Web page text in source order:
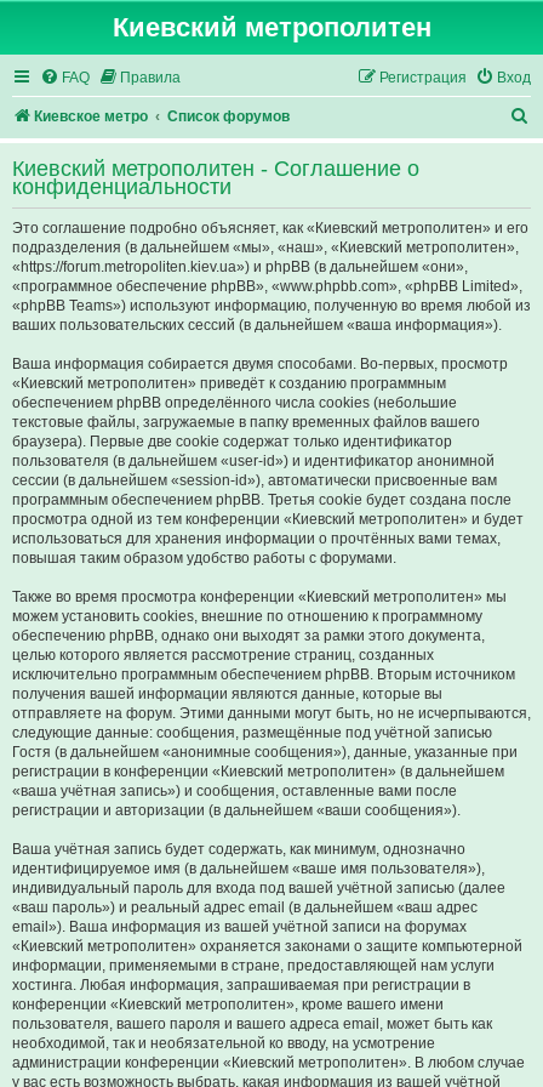
Киевский метрополитен
FAQ Правила Вход
Регистрация
Киевское метро Список форумов
о
с
Киевский метрополитен - Соглашение о
конфиденциальности
Это соглашение подробно объясняет, как «Киевский метрополитен» и его
подразделения (в дальнейшем «мы», «наш», «Киевский метрополитен»,
«https://forum.metropoliten.kiev.ua») и phpBB (в дальнейшем «они»,
«программное обеспечение phpBB», «www.phpbb.com», «phpBB Limited»,
«phpBB Teams») используют информацию, полученную во время любой из
ваших пользовательских сессий (в дальнейшем «ваша информация»).
Ваша информация собирается двумя способами. Во-первых, просмотр
«Киевский метрополитен» приведёт к созданию программным
обеспечением phpBB определённого числа cookies (небольшие
текстовые файлы, загружаемые в папку временных файлов вашего
браузера). Первые две cookie содержат только идентификатор
пользователя (в дальнейшем «user-id») и идентификатор анонимной
сессии (в дальнейшем «session-id»), автоматически присвоенные вам
программным обеспечением phpBB. Третья cookie будет создана после
просмотра одной из тем конференции «Киевский метрополитен» и будет
использоваться для хранения информации о прочтённых вами темах,
повышая таким образом удобство работы с форумами.
Также во время просмотра конференции «Киевский метрополитен» мы
можем установить cookies, внешние по отношению к программному
обеспечению phpBB, однако они выходят за рамки этого документа,
целью которого является рассмотрение страниц, созданных
исключительно программным обеспечением phpBB. Вторым источником
получения вашей информации являются данные, которые вы
отправляете на форум. Этими данными могут быть, но не исчерпываются,
следующие данные: сообщения, размещённые под учётной записью
Гостя (в дальнейшем «анонимные сообщения»), данные, указанные при
регистрации в конференции «Киевский метрополитен» (в дальнейшем
«ваша учётная запись») и сообщения, оставленные вами после
регистрации и авторизации (в дальнейшем «ваши сообщения»).
Ваша учётная запись будет содержать, как минимум, однозначно
идентифицируемое имя (в дальнейшем «ваше имя пользователя»),
индивидуальный пароль для входа под вашей учётной записью (далее
«ваш пароль») и реальный адрес email (в дальнейшем «ваш адрес
email»). Ваша информация из вашей учётной записи на форумах
«Киевский метрополитен» охраняется законами о защите компьютерной
информации, применяемыми в стране, предоставляющей нам услуги
хостинга. Любая информация, запрашиваемая при регистрации в
конференции «Киевский метрополитен», кроме вашего имени
пользователя, вашего пароля и вашего адреса email, может быть как
необходимой, так и необязательной ко вводу, на усмотрение
администрации конференции «Киевский метрополитен». В любом случае
у вас есть возможность выбрать, какая информация из вашей учётной